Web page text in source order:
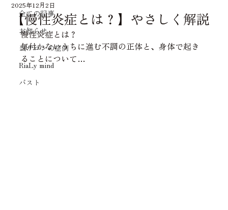
全ての記事
お知らせ
当サロンの症例
RiaLy mind
バスト
【慢性炎症とは？】やさしく解説
2025年12月2日
慢性炎症とは？
気付かないうちに進む不調の正体と、身体で起き
ることについて…